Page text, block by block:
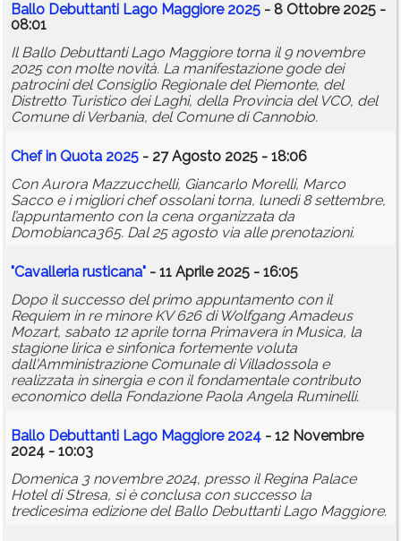
Ballo Debuttanti Lago Maggiore 2025 - 8 Ottobre 2025 -
08:01
Il Ballo Debuttanti Lago Maggiore torna il 9 novembre
2025 con molte novità. La manifestazione gode dei
patrocini del Consiglio Regionale del Piemonte, del
Distretto Turistico dei Laghi, della Provincia del VCO, del
Comune di Verbania, del Comune di Cannobio.
Chef in Quota 2025 - 27 Agosto 2025 - 18:06
Con Aurora Mazzucchelli, Giancarlo Morelli, Marco
Sacco e i migliori chef ossolani torna, lunedì 8 settembre,
l’appuntamento con la cena organizzata da
Domobianca365. Dal 25 agosto via alle prenotazioni.
"Cavalleria rusticana" - 11 Aprile 2025 - 16:05
Dopo il successo del primo appuntamento con il
Requiem in re minore KV 626 di Wolfgang Amadeus
Mozart, sabato 12 aprile torna Primavera in Musica, la
stagione lirica e sinfonica fortemente voluta
dall'Amministrazione Comunale di Villadossola e
realizzata in sinergia e con il fondamentale contributo
economico della Fondazione Paola Angela Ruminelli.
Ballo Debuttanti Lago Maggiore 2024 - 12 Novembre
2024 - 10:03
Domenica 3 novembre 2024, presso il Regina Palace
Hotel di Stresa, si è conclusa con successo la
tredicesima edizione del Ballo Debuttanti Lago Maggiore.